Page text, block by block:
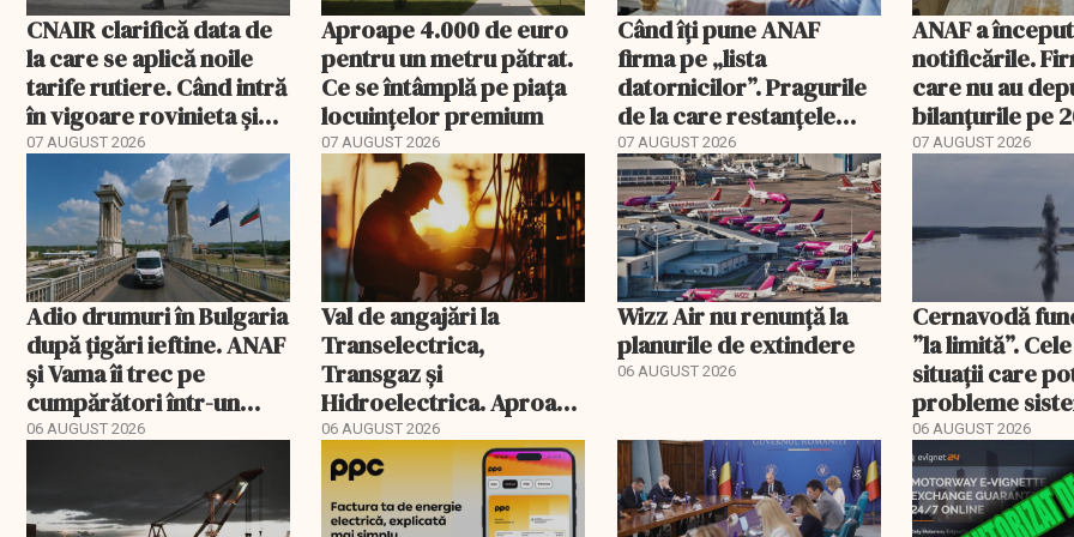
CNAIR clarifică data de
la care se aplică noile
tarife rutiere. Când intră
în vigoare rovinieta și
TollRo
07 AUGUST 2026
Aproape 4.000 de euro
pentru un metru pătrat.
Ce se întâmplă pe piața
locuințelor premium
07 AUGUST 2026
Când îți pune ANAF
firma pe „lista
datornicilor”. Pragurile
de la care restanțele
devin publice
07 AUGUST 2026
ANAF a început
notificările.
care nu au
bilanțurile pe
să ajungă
07 AUGUST 2026
Adio drumuri în Bulgaria
după țigări ieftine. ANAF
și Vama îi trec pe
cumpărători într-un
registru electronic
06 AUGUST 2026
Val de angajări la
Transelectrica,
Transgaz și
Hidroelectrica. Aproape
400 de posturi aprobate
06 AUGUST 2026
Wizz Air nu renunță la
planurile de extindere
06 AUGUST 2026
Cernavodă
”la limită”.
situații care
probleme
energetic
06 AUGUST 2026